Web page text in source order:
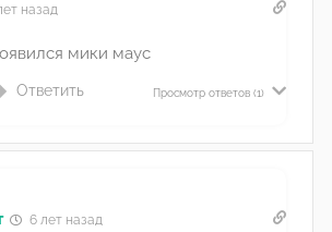
назад
мики маус
Ответить Просмотр ответов (1)
6 лет назад